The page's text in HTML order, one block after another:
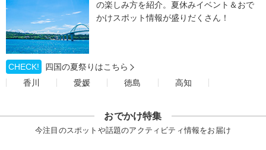
の楽しみ方を紹介。夏休みイベント＆おで
かけスポット情報が盛りだくさん！
CHECK!
四国の夏祭りはこちら
香川
愛媛 徳島 高知
おでかけ特集
今注目のスポットや話題のアクティビティ情報をお届け